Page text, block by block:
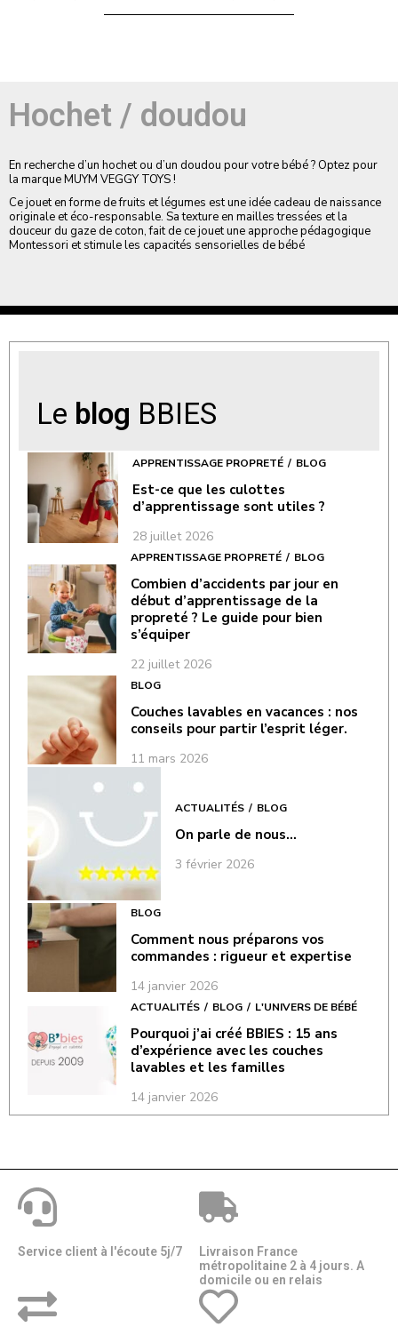
Hochet / doudou
En recherche d’un hochet ou d’un doudou pour votre bébé ? Optez pour
la marque MUYM VEGGY TOYS !
Ce jouet en forme de fruits et légumes est une idée cadeau de naissance
originale et éco-responsable. Sa texture en mailles tressées et la
douceur du gaze de coton, fait de ce jouet une approche pédagogique
Montessori et stimule les capacités sensorielles de bébé
Le blog BBIES
APPRENTISSAGE PROPRETÉ BLOG
Est-ce que les culottes
d’apprentissage sont utiles ?
28 juillet 2026
APPRENTISSAGE PROPRETÉ BLOG
Combien d’accidents par jour en
début d’apprentissage de la
propreté ? Le guide pour bien
s’équiper
22 juillet 2026
BLOG
Couches lavables en vacances : nos
conseils pour partir l’esprit léger.
11 mars 2026
ACTUALITÉS BLOG
On parle de nous…
3 février 2026
BLOG
Comment nous préparons vos
commandes : rigueur et expertise
14 janvier 2026
ACTUALITÉS BLOG L'UNIVERS DE BÉBÉ
Pourquoi j’ai créé BBIES : 15 ans
d’expérience avec les couches
lavables et les familles
14 janvier 2026
Service client à l'écoute 5j/7
Livraison France
métropolitaine 2 à 4 jours. A
domicile ou en relais​​